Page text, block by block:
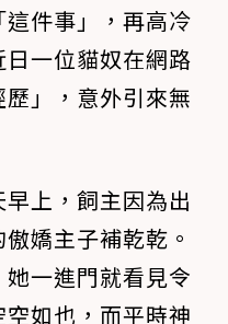
件事」，再高冷
一位貓奴在網路
」，意外引來無
上，飼主因為出
嬌主子補乾乾。
一進門就看見令
如也，而平時神